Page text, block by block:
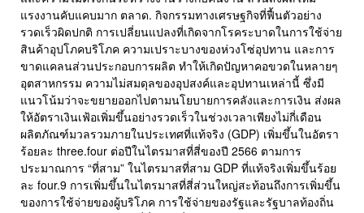
แรงงานคับแคบมาก ตลาด. กิจกรรมทางเศรษฐกิจที่ฟื้นตัวอย่าง
รวดเร็วผิดปกติ การเปลี่ยนแปลงที่เกิดจากโรคระบาดในการใช้จ่าย
สินค้าอุปโภคบริโภค ความเปราะบางของห่วงโซ่อุปทาน และการ
ขาดแคลนส่วนประกอบการผลิต ทำให้เกิดปัญหาคอขวดในหลายๆ
อุตสาหกรรม ความไม่สมดุลของอุปสงค์และอุปทานเหล่านี้ ซึ่งมี
แนวโน้มว่าจะขยายออกไปตามนโยบายการคลังและการเงิน ส่งผล
ให้อัตราเงินเฟ้อเพิ่มขึ้นอย่างรวดเร็วในช่วงเวลาเพียงไม่กี่เดือน
ผลิตภัณฑ์มวลรวมภายในประเทศที่แท้จริง (GDP) เพิ่มขึ้นในอัตรา
ร้อยละ three.four ต่อปีในไตรมาสที่สี่ของปี 2566 ตามการ
ประมาณการ “ที่สาม” ในไตรมาสที่สาม GDP ที่แท้จริงเพิ่มขึ้นร้อย
ละ four.9 การเพิ่มขึ้นในไตรมาสที่สี่ส่วนใหญ่สะท้อนถึงการเพิ่มขึ้น
ของการใช้จ่ายของผู้บริโภค การใช้จ่ายของรัฐและรัฐบาลท้องถิ่น